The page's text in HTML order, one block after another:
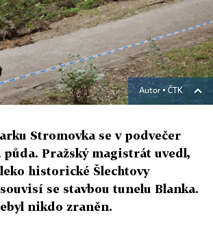
Autor ▪ČTK
Stromovka se v podvečer
půda. Pražský magistrát uvedl,
historické Šlechtovy
se stavbou tunelu Blanka.
nikdo zraněn.